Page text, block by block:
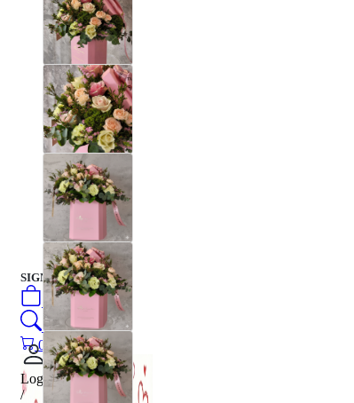
SIGN IN/SIGN UP
0öğeler
Search
0 öğeler 0.00₺
Login
/